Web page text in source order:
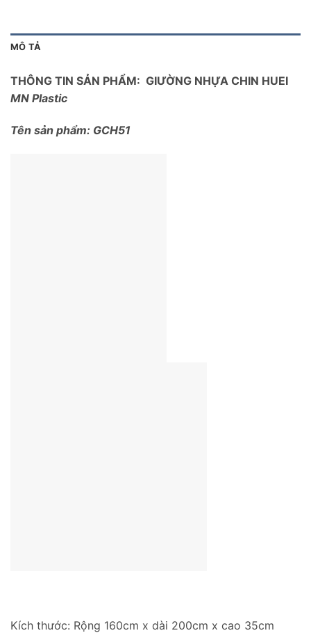
MÔ TẢ
THÔNG TIN SẢN PHẨM: GIƯỜNG NHỰA CHIN HUEI
MN Plastic
Tên sản phẩm: GCH51
Kích thước: Rộng 160cm x dài 200cm x cao 35cm